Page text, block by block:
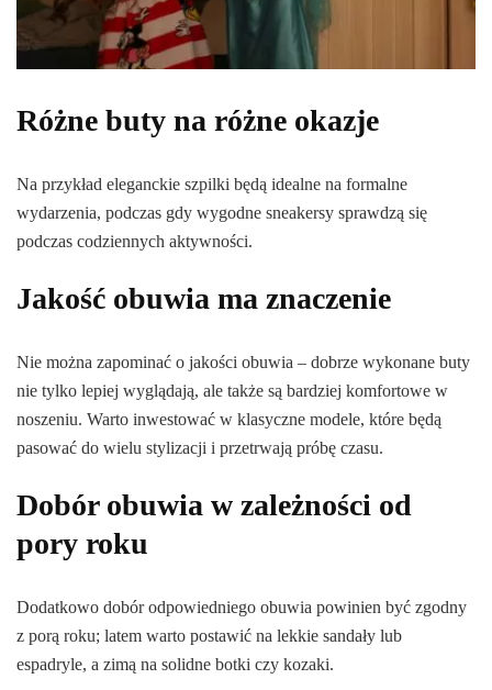
Różne buty na różne okazje
Na przykład eleganckie szpilki będą idealne na formalne
wydarzenia, podczas gdy wygodne sneakersy sprawdzą się
podczas codziennych aktywności.
Jakość obuwia ma znaczenie
Nie można zapominać o jakości obuwia – dobrze wykonane buty
nie tylko lepiej wyglądają, ale także są bardziej komfortowe w
noszeniu. Warto inwestować w klasyczne modele, które będą
pasować do wielu stylizacji i przetrwają próbę czasu.
Dobór obuwia w zależności od
pory roku
Dodatkowo dobór odpowiedniego obuwia powinien być zgodny
z porą roku; latem warto postawić na lekkie sandały lub
espadryle, a zimą na solidne botki czy kozaki.